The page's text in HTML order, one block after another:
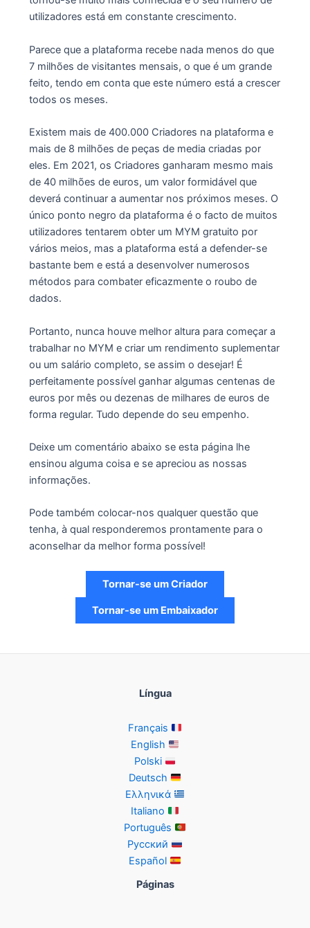
utilizadores está em constante crescimento.
Parece que a plataforma recebe nada menos do que
7 milhões de visitantes mensais, o que é um grande
feito, tendo em conta que este número está a crescer
todos os meses.
Existem mais de 400.000 Criadores na plataforma e
mais de 8 milhões de peças de media criadas por
eles. Em 2021, os Criadores ganharam mesmo mais
de 40 milhões de euros, um valor formidável que
deverá continuar a aumentar nos próximos meses. O
único ponto negro da plataforma é o facto de muitos
utilizadores tentarem obter um MYM gratuito por
vários meios, mas a plataforma está a defender-se
bastante bem e está a desenvolver numerosos
métodos para combater eficazmente o roubo de
dados.
Portanto, nunca houve melhor altura para começar a
trabalhar no MYM e criar um rendimento suplementar
ou um salário completo, se assim o desejar! É
perfeitamente possível ganhar algumas centenas de
euros por mês ou dezenas de milhares de euros de
forma regular. Tudo depende do seu empenho.
Deixe um comentário abaixo se esta página lhe
ensinou alguma coisa e se apreciou as nossas
informações.
Pode também colocar-nos qualquer questão que
tenha, à qual responderemos prontamente para o
aconselhar da melhor forma possível!
Tornar-se um Criador
Tornar-se um Embaixador
Língua
Français
English
Polski
Deutsch
Ελληνικά
Italiano
Português
Русский
Español
Páginas